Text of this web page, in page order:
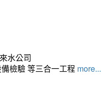
水公司
檢驗 等三合一工程 more...